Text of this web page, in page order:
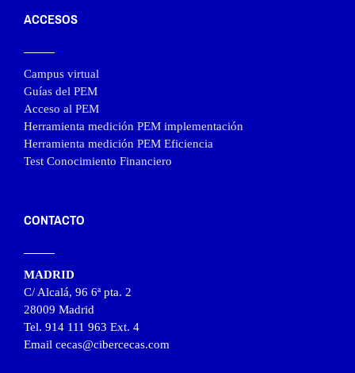
ACCESOS
Campus virtual
Guías del PEM
Acceso al PEM
Herramienta medición PEM implementación
Herramienta medición PEM Eficiencia
Test Conocimiento Financiero
CONTACTO
MADRID
C/ Alcalá, 96 6ª pta. 2
28009 Madrid
Tel. 914 111 963 Ext. 4
Email cecas@cibercecas.com